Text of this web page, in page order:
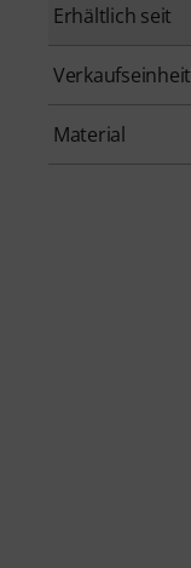
Erhältlich seit
Verkaufseinheit
Material